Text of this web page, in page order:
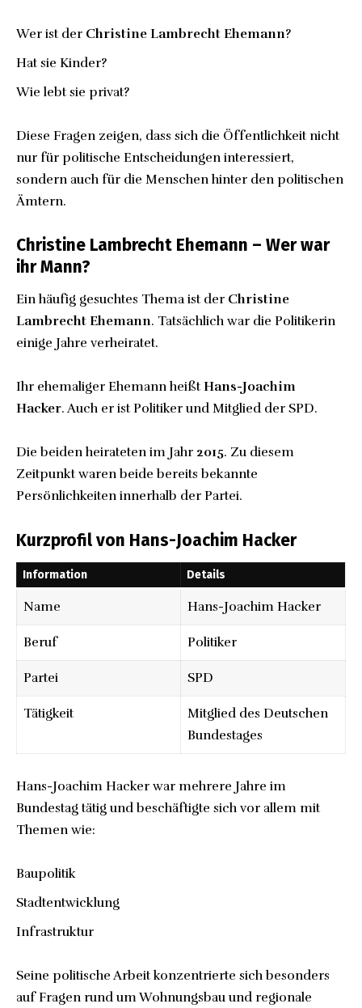
Wer ist der Christine Lambrecht Ehemann?
Hat sie Kinder?
Wie lebt sie privat?
Diese Fragen zeigen, dass sich die Öffentlichkeit nicht
nur für politische Entscheidungen interessiert,
sondern auch für die Menschen hinter den politischen
Ämtern.
Christine Lambrecht Ehemann – Wer war
ihr Mann?
Ein häufig gesuchtes Thema ist der Christine
Lambrecht Ehemann. Tatsächlich war die Politikerin
einige Jahre verheiratet.
Ihr ehemaliger Ehemann heißtHans-Joachim
Hacker. Auch er ist Politiker und Mitglied der SPD.
Die beiden heirateten im Jahr 2015. Zu diesem
Zeitpunkt waren beide bereits bekannte
Persönlichkeiten innerhalb der Partei.
Kurzprofil von Hans-Joachim Hacker
Information Details
Name Hans-Joachim Hacker
Beruf Politiker
Partei SPD
Tätigkeit
Mitglied des Deutschen
Bundestages
Hans-Joachim Hacker war mehrere Jahre im
Bundestag tätig und beschäftigte sich vor allem mit
Themen wie:
Baupolitik
Stadtentwicklung
Infrastruktur
Seine politische Arbeit konzentrierte sich besonders
auf Fragen rund um Wohnungsbau und regionale